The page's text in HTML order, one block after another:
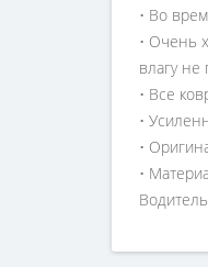
• Во
• Очень
влагу
• Все
•
•
•